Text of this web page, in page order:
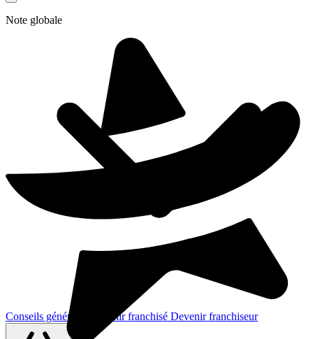
Conseils généraux Devenir franchisé Devenir franchiseur
Note globale